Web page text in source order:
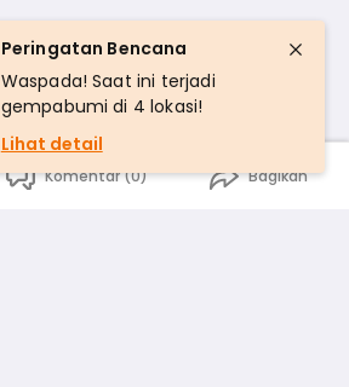
Komentar (0) Bagikan
Peringatan Bencana
Waspada! Saat ini terjadi
gempabumi di 4 lokasi!
Lihat detail